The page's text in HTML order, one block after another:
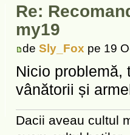
Re:
my19
deSly_Fox pe 19
Nicio problemă,
vânătorii și
Dacii aveau cultul